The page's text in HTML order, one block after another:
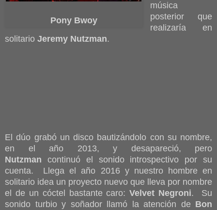
Pony Bwoy
música
posterior que
realizaría en
solitario Jeremy Nutzman.
El dúo grabó un disco bautizándolo con su nombre,
en el año 2013, y desapareció, pero
Nutzman continuó el sonido introspectivo por su
cuenta. Llega el año 2016 y nuestro hombre en
solitario idea un proyecto nuevo que lleva por nombre
el de un cóctel bastante caro:Velvet Negroni. Su
sonido turbio y soñador llamó la atención de Bon